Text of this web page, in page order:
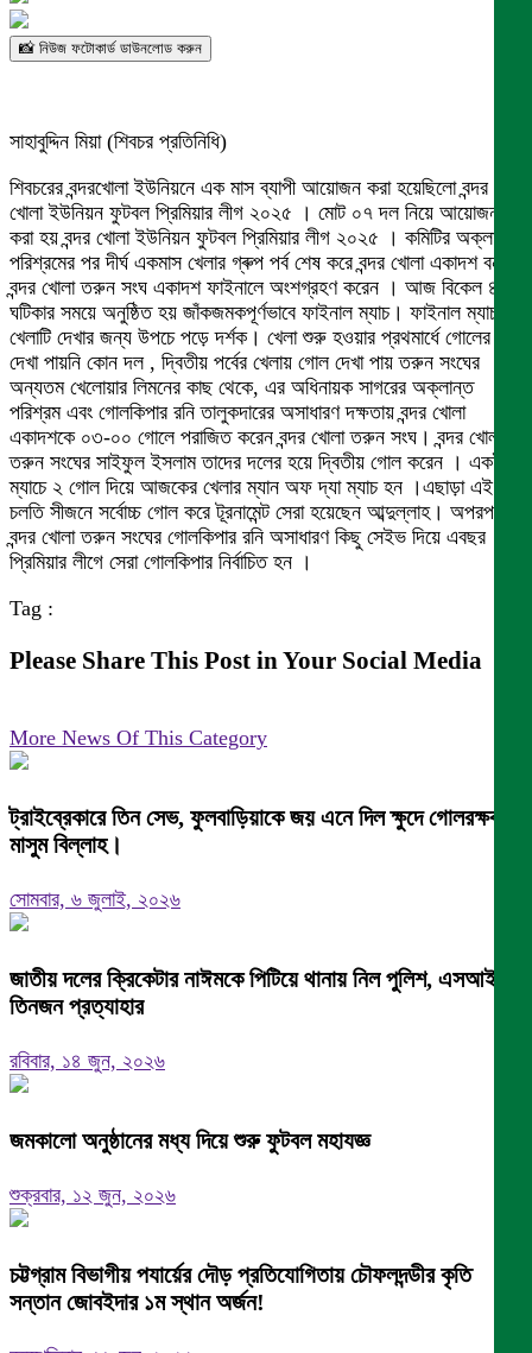
📸 নিউজ ফটোকার্ড ডাউনলোড করুন
সাহাবুদ্দিন মিয়া (শিবচর প্রতিনিধি)
শিবচরের বন্দরখোলা ইউনিয়নে এক মাস ব্যাপী আয়োজন করা হয়েছিলো বন্দর
খোলা ইউনিয়ন ফুটবল প্রিমিয়ার লীগ ২০২৫ । মোট ০৭ দল নিয়ে আয়োজন
করা হয় বন্দর খোলা ইউনিয়ন ফুটবল প্রিমিয়ার লীগ ২০২৫ । কমিটির অক্লান্ত
পরিশ্রমের পর দীর্ঘ একমাস খেলার গ্ৰুপ পর্ব শেষ করে বন্দর খোলা একাদশ বনাম
বন্দর খোলা তরুন সংঘ একাদশ ফাইনালে অংশগ্রহণ করেন । আজ বিকেল ৪
ঘটিকার সময়ে অনুষ্ঠিত হয় জাঁকজমকপূর্ণভাবে ফাইনাল ম্যাচ। ফাইনাল ম্যাচ
খেলাটি দেখার জন্য উপচে পড়ে দর্শক। খেলা শুরু হ‌ওয়ার প্রথমার্ধে গোলের
দেখা পায়নি কোন দল , দ্বিতীয় পর্বের খেলায় গোল দেখা পায় তরুন সংঘের
অন্যতম খেলোয়ার লিমনের কাছ থেকে, এর অধিনায়ক সাগরের অক্লান্ত
পরিশ্রম এবং গোলকিপার রনি তালুকদারের অসাধারণ দক্ষতায় বন্দর খোলা
একাদশকে ০৩-০০ গোলে পরাজিত করেন বন্দর খোলা তরুন সংঘ। বন্দর খোলা
তরুন সংঘের সাইফুল ইসলাম তাদের দলের হয়ে দ্বিতীয় গোল করেন । এক‌ই
ম্যাচে ২ গোল দিয়ে আজকের খেলার ম্যান অফ দ্যা ম্যাচ হন ।এছাড়া এই
চলতি সীজনে সর্বোচ্চ গোল করে টূরনামেন্ট সেরা হয়েছেন আব্দুল্লাহ। অপরপক্ষে
বন্দর খোলা তরুন সংঘের গোলকিপার রনি অসাধারণ কিছু সেইভ দিয়ে এবছর
প্রিমিয়ার লীগে সেরা গোলকিপার নির্বাচিত হন ।
Tag :
Please Share This Post in Your Social Media
More News Of This Category
ট্রাইব্রেকারে তিন সেভ, ফুলবাড়িয়াকে জয় এনে দিল ক্ষুদে গোলরক্ষক
মাসুম বিল্লাহ।
সোমবার, ৬ জুলাই, ২০২৬
জাতীয় দলের ক্রিকেটার নাঈমকে পিটিয়ে থানায় নিল পুলিশ, এসআইসহ
তিনজন প্রত্যাহার
রবিবার, ১৪ জুন, ২০২৬
জমকালো অনুষ্ঠানের মধ্য দিয়ে শুরু ফুটবল মহাযজ্ঞ
শুক্রবার, ১২ জুন, ২০২৬
চট্টগ্রাম বিভাগীয় পযার্য়ের দৌড় প্রতিযোগিতায় চৌফলদন্ডীর কৃতি
সন্তান জোবইদার ১ম স্থান অর্জন!